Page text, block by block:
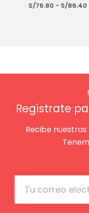
S/76.80 - S/86.40
Regístrate
Recibe